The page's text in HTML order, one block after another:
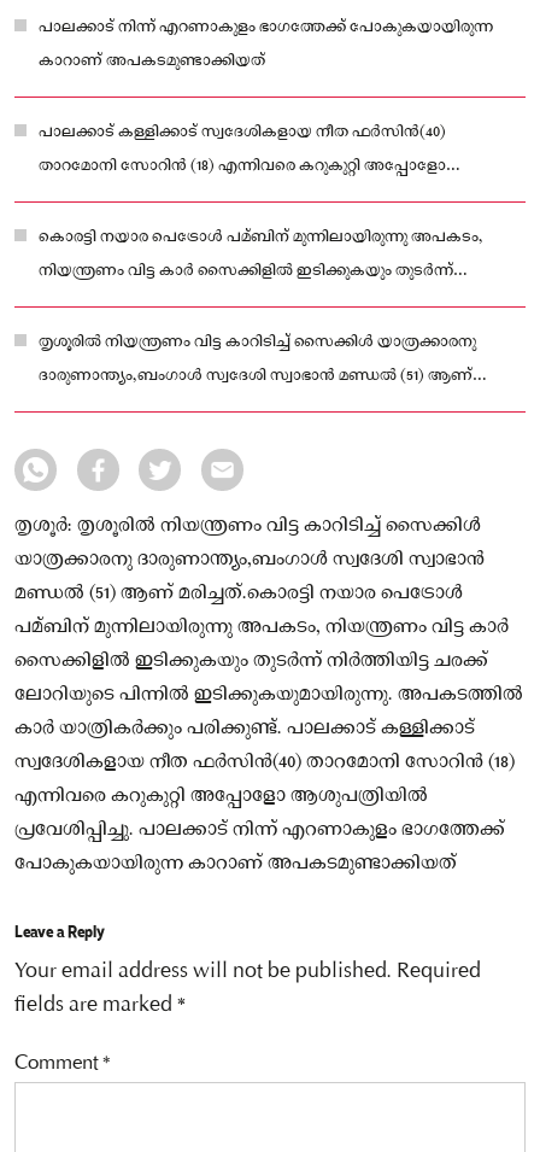
പാലക്കാട് നിന്ന് എറണാകുളം ഭാഗത്തേക്ക് പോകുകയായിരുന്ന
കാറാണ് അപകടമുണ്ടാക്കിയത്
പാലക്കാട് കള്ളിക്കാട് സ്വദേശികളായ നീത ഫർസിൻ(40)
താറമോനി സോറിൻ (18) എന്നിവരെ കറുകുറ്റി അപ്പോളോ
ആശുപത്രിയിൽ പ്രവേശിപ്പിച്ചു.
കൊരട്ടി നയാര പെട്രോൾ പമ്ബിന് മുന്നിലായിരുന്നു അപകടം,
നിയന്ത്രണം വിട്ട കാർ സൈക്കിളിൽ ഇടിക്കുകയും തുടർന്ന്
നിർത്തിയിട്ട ചരക്ക് ലോറിയുടെ പിന്നിൽ ഇടിക്കുകയുമായിരുന്നു
തൃശൂരിൽ നിയന്ത്രണം വിട്ട കാറിടിച്ച് സൈക്കിൾ യാത്രക്കാരനു
ദാരുണാന്ത്യം,ബംഗാൾ സ്വദേശി സ്വാഭാൻ മണ്ഡൽ (51) ആണ്
മരിച്ചത്
തൃശൂർ: തൃശൂരിൽ നിയന്ത്രണം വിട്ട കാറിടിച്ച് സൈക്കിൾ
യാത്രക്കാരനു ദാരുണാന്ത്യം,ബംഗാൾ സ്വദേശി സ്വാഭാൻ
മണ്ഡൽ (51) ആണ് മരിച്ചത്.കൊരട്ടി നയാര പെട്രോൾ
പമ്ബിന് മുന്നിലായിരുന്നു അപകടം, നിയന്ത്രണം വിട്ട കാർ
സൈക്കിളിൽ ഇടിക്കുകയും തുടർന്ന് നിർത്തിയിട്ട ചരക്ക്
ലോറിയുടെ പിന്നിൽ ഇടിക്കുകയുമായിരുന്നു. അപകടത്തിൽ
കാർ യാത്രികർക്കും പരിക്കുണ്ട്. പാലക്കാട് കള്ളിക്കാട്
സ്വദേശികളായ നീത ഫർസിൻ(40) താറമോനി സോറിൻ (18)
എന്നിവരെ കറുകുറ്റി അപ്പോളോ ആശുപത്രിയിൽ
പ്രവേശിപ്പിച്ചു. പാലക്കാട് നിന്ന് എറണാകുളം ഭാഗത്തേക്ക്
പോകുകയായിരുന്ന കാറാണ് അപകടമുണ്ടാക്കിയത്
Leave a Reply
Your email address will not be published. Required
fields are marked *
Comment*